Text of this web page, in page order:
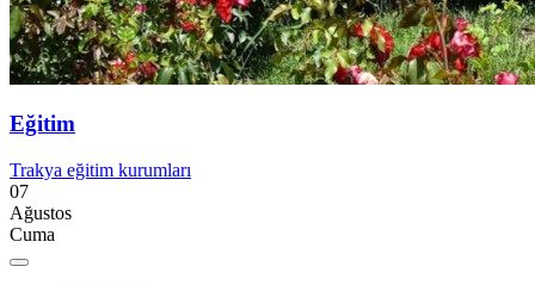
Eğitim
Trakya eğitim kurumları
07
Ağustos
Cuma